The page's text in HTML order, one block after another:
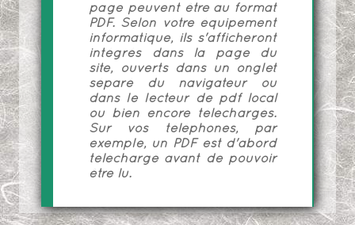
page peuvent être au format
PDF. Selon votre équipement
informatique, ils s'afficheront
intégrés dans la page du
site, ouverts dans un onglet
séparé du navigateur ou
dans le lecteur de pdf local
ou bien encore téléchargés.
Sur vos téléphones, par
exemple, un PDF est d'abord
téléchargé avant de pouvoir
être lu.